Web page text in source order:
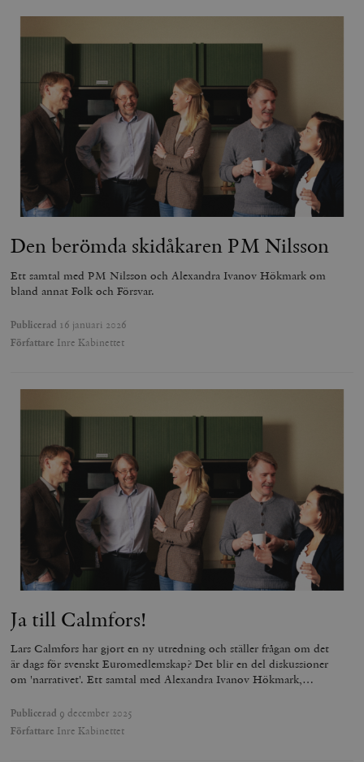
Den berömda skidåkaren PM Nilsson
Ett samtal med PM Nilsson och Alexandra Ivanov Hökmark om
bland annat Folk och Försvar.
Publicerad 16 januari 2026
Författare Inre Kabinettet
Ja till Calmfors!
Lars Calmfors har gjort en ny utredning och ställer frågan om det
är dags för svenskt Euromedlemskap? Det blir en del diskussioner
om 'narrativet'. Ett samtal med Alexandra Ivanov Hökmark,…
Publicerad 9 december 2025
Författare Inre Kabinettet